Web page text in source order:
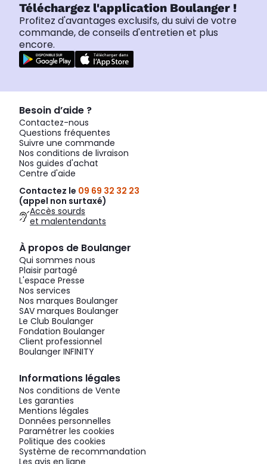
Téléchargez l'application Boulanger !
Profitez d'avantages exclusifs, du suivi de votre
commande, de conseils d'entretien et plus
encore.
Besoin d’aide ?
Contactez-nous
Questions fréquentes
Suivre une commande
Nos conditions de livraison
Nos guides d'achat
Centre d'aide
Contactez le 09 69 32 32 23
(appel non surtaxé)
Accès sourds
et malentendants
À propos de Boulanger
Qui sommes nous
Plaisir partagé
L'espace Presse
Nos services
Nos marques Boulanger
SAV marques Boulanger
Le Club Boulanger
Fondation Boulanger
Client professionnel
Boulanger INFINITY
Informations légales
Nos conditions de Vente
Les garanties
Mentions légales
Données personnelles
Paramétrer les cookies
Politique des cookies
Système de recommandation